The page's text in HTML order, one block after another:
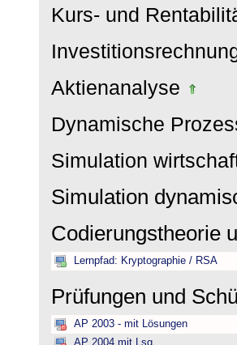
Kurs- und
Aktienanalyse
Dynamische
Simulation
Simulation
Codierungstheorie
Lernpfad: Kryptographie / RSA
Prüfungen und
AP 2003 - mit Lösungen
AP 2004 mit Lsg.